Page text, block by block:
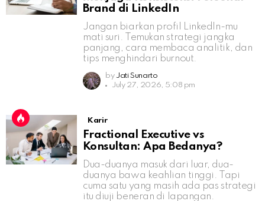
Brand di LinkedIn
Jangan biarkan profil LinkedIn-mu
mati suri. Temukan strategi jangka
panjang, cara membaca analitik, dan
tips menghindari burnout.
by Jati Sunarto
July 27, 2026, 5:08 pm
Karir
Fractional Executive vs
Konsultan: Apa Bedanya?
Dua-duanya masuk dari luar, dua-
duanya bawa keahlian tinggi. Tapi
cuma satu yang masih ada pas strategi
itu diuji beneran di lapangan.